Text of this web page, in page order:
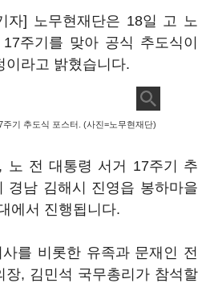
자] 노무현재단은 18일 고 노
주기를 맞아 공식 추도식이
이라고 밝혔습니다.
주기 추도식 포스터. (사진=노무현재단)
노 전 대통령 서거 17주기 추
경남 김해시 진영읍 봉하마을
에서 진행됩니다.
를 비롯한 유족과 문재인 전
장, 김민석 국무총리가 참석할